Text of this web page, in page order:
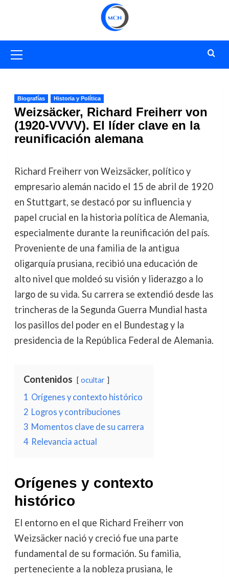
primario
Biografías Historia y Política
Weizsäcker, Richard Freiherr von
(1920-VVVV). El líder clave en la
reunificación alemana
Richard Freiherr von Weizsäcker, político y
empresario alemán nacido el 15 de abril de 1920
en Stuttgart, se destacó por su influencia y
papel crucial en la historia política de Alemania,
especialmente durante la reunificación del país.
Proveniente de una familia de la antigua
oligarquía prusiana, recibió una educación de
alto nivel que moldeó su visión y liderazgo a lo
largo de su vida. Su carrera se extendió desde las
trincheras de la Segunda Guerra Mundial hasta
los pasillos del poder en el Bundestag y la
presidencia de la República Federal de Alemania.
Contenidos ocultar
1 Orígenes y contexto histórico
2 Logros y contribuciones
3 Momentos clave de su carrera
4 Relevancia actual
Orígenes y contexto
histórico
El entorno en el que Richard Freiherr von
Weizsäcker nació y creció fue una parte
fundamental de su formación. Su familia,
perteneciente a la nobleza prusiana, le